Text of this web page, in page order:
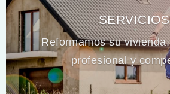
SERVICIOS
Reformamos su
profesional y